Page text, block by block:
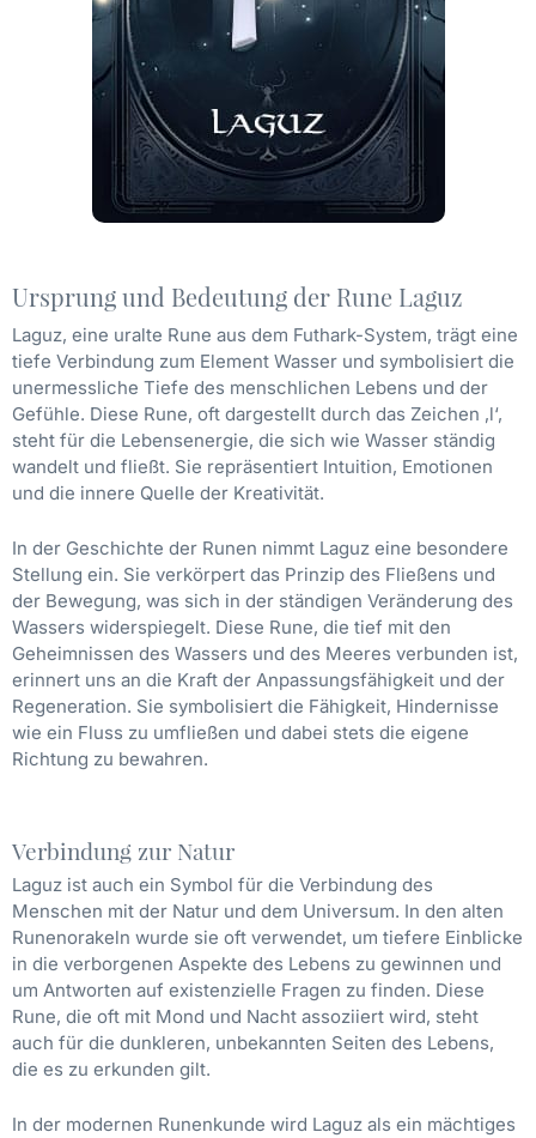
Ursprung und Bedeutung der Rune Laguz
Laguz, eine uralte Rune aus dem Futhark-System, trägt eine
tiefe Verbindung zum Element Wasser und symbolisiert die
unermessliche Tiefe des menschlichen Lebens und der
Gefühle. Diese Rune, oft dargestellt durch das Zeichen ‚l‘,
steht für die Lebensenergie, die sich wie Wasser ständig
wandelt und fließt. Sie repräsentiert Intuition, Emotionen
und die innere Quelle der Kreativität.
In der Geschichte der Runen nimmt Laguz eine besondere
Stellung ein. Sie verkörpert das Prinzip des Fließens und
der Bewegung, was sich in der ständigen Veränderung des
Wassers widerspiegelt. Diese Rune, die tief mit den
Geheimnissen des Wassers und des Meeres verbunden ist,
erinnert uns an die Kraft der Anpassungsfähigkeit und der
Regeneration. Sie symbolisiert die Fähigkeit, Hindernisse
wie ein Fluss zu umfließen und dabei stets die eigene
Richtung zu bewahren.
Verbindung zur Natur
Laguz ist auch ein Symbol für die Verbindung des
Menschen mit der Natur und dem Universum. In den alten
Runenorakeln wurde sie oft verwendet, um tiefere Einblicke
in die verborgenen Aspekte des Lebens zu gewinnen und
um Antworten auf existenzielle Fragen zu finden. Diese
Rune, die oft mit Mond und Nacht assoziiert wird, steht
auch für die dunkleren, unbekannten Seiten des Lebens,
die es zu erkunden gilt.
In der modernen Runenkunde wird Laguz als ein mächtiges